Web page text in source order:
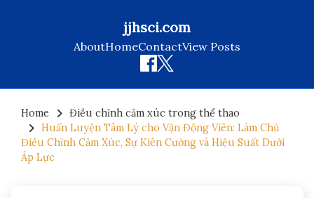
jjhsci.com
AboutHomeContactView Posts
content
Home
Điều chỉnh cảm xúc trong thể thao
Huấn Luyện Tâm Lý cho Vận Động Viên: Làm Chủ
Điều Chỉnh Cảm Xúc, Sự Kiên Cường và Hiệu Suất Dưới
Áp Lực